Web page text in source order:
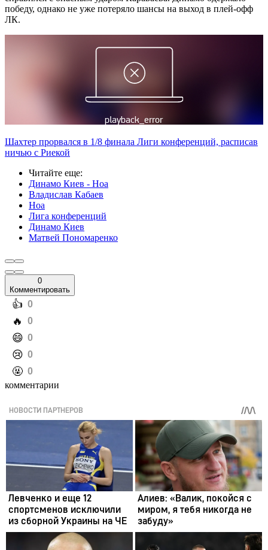
победу, однако не уже потеряло шансы на выход в плей-офф
ЛК.
Шахтер прорвался в 1/8 финала Лиги конференций, расписав
ничью с Риекой
Читайте еще:
Динамо Киев - Ноа
Владислав Кабаев
Ноа
Лига конференций
Динамо Киев
Матвей Пономаренко
0
Комментировать
️👍 0
️🔥 0
️😄 0
️😢 0
️🤬 0
комментарии